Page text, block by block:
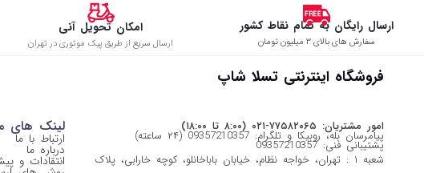
ارسال رایگان به تمام نقاط کشور
سفارش های بالای ۳ میلیون تومان
امکان تحویل آنی
ارسال سریع از طریق پیک موتوری در تهران
فروشگاه اینترنتی تسلا شاپ
امور مشتریان: ۷۷۵۸۲۰۶۵-۰۲۱ (۸:۰۰ تا ۱۸:۰۰)
پیامرسان بله، روبیکا و تلگرام: 09357210357 (۲۴ ساعته)
پشتیبانی فنی: 09357210357
شعبه ۱ : تهران، خواجه نظام، خیابان باباخانلو، کوچه خارابی، پلاک
لینک های
ارتباط با ما
درباره ما
انتقادات و